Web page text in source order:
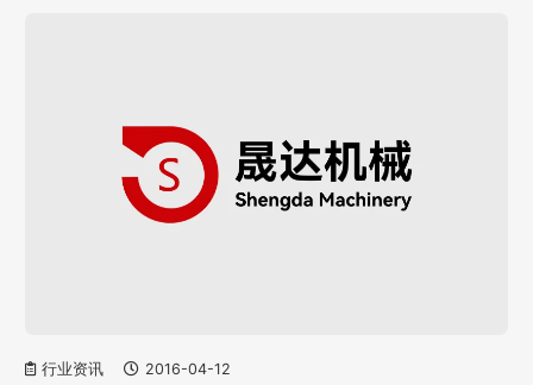
行业资讯 2016-04-12